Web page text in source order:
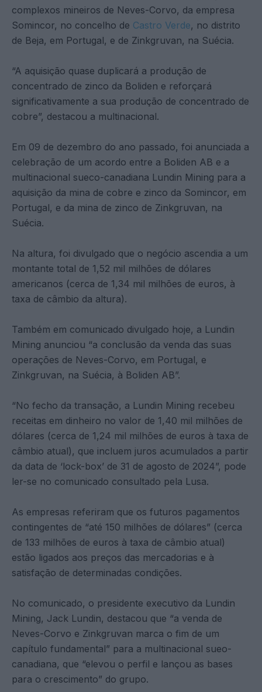
complexos mineiros de Neves-Corvo, da empresa
Somincor, no concelho de Castro Verde, no distrito
de Beja, em Portugal, e de Zinkgruvan, na Suécia.
“A aquisição quase duplicará a produção de
concentrado de zinco da Boliden e reforçará
significativamente a sua produção de concentrado de
cobre”, destacou a multinacional.
Em 09 de dezembro do ano passado, foi anunciada a
celebração de um acordo entre a Boliden AB e a
multinacional sueco-canadiana Lundin Mining para a
aquisição da mina de cobre e zinco da Somincor, em
Portugal, e da mina de zinco de Zinkgruvan, na
Suécia.
Na altura, foi divulgado que o negócio ascendia a um
montante total de 1,52 mil milhões de dólares
americanos (cerca de 1,34 mil milhões de euros, à
taxa de câmbio da altura).
Também em comunicado divulgado hoje, a Lundin
Mining anunciou “a conclusão da venda das suas
operações de Neves-Corvo, em Portugal, e
Zinkgruvan, na Suécia, à Boliden AB”.
“No fecho da transação, a Lundin Mining recebeu
receitas em dinheiro no valor de 1,40 mil milhões de
dólares (cerca de 1,24 mil milhões de euros à taxa de
câmbio atual), que incluem juros acumulados a partir
da data de ‘lock-box’ de 31 de agosto de 2024”, pode
ler-se no comunicado consultado pela Lusa.
As empresas referiram que os futuros pagamentos
contingentes de “até 150 milhões de dólares” (cerca
de 133 milhões de euros à taxa de câmbio atual)
estão ligados aos preços das mercadorias e à
satisfação de determinadas condições.
No comunicado, o presidente executivo da Lundin
Mining, Jack Lundin, destacou que “a venda de
Neves-Corvo e Zinkgruvan marca o fim de um
capítulo fundamental” para a multinacional sueo-
canadiana, que “elevou o perfil e lançou as bases
para o crescimento” do grupo.